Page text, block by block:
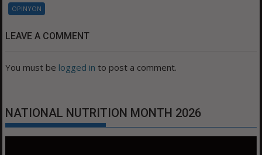
OPINYON
LEAVE A COMMENT
You must be logged in to post a comment.
NATIONAL NUTRITION MONTH 2026